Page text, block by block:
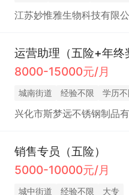
江苏妙惟雅生物科技有限
运营助理（五险+年终
8000-15000元/月
城南街道 经验不限 学历不
兴化市斯梦远不锈钢制品
销售专员（五险）
5000-10000元/月
城中街道 经验不限 大专